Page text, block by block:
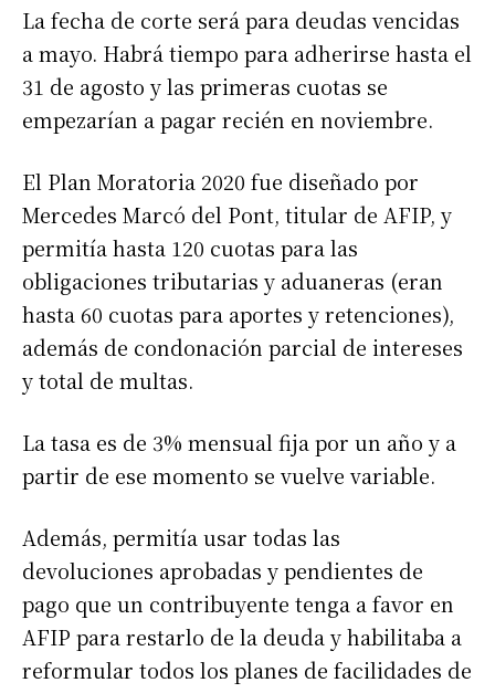
Suscribirme gratis
Dirección de correo electrónico
La fecha de corte será para deudas vencidas
a mayo. Habrá tiempo para adherirse hasta el
31 de agosto y las primeras cuotas se
empezarían a pagar recién en noviembre.
El Plan Moratoria 2020 fue diseñado por
Mercedes Marcó del Pont, titular de AFIP, y
permitía hasta 120 cuotas para las
obligaciones tributarias y aduaneras (eran
hasta 60 cuotas para aportes y retenciones),
además de condonación parcial de intereses
y total de multas.
La tasa es de 3% mensual fija por un año y a
partir de ese momento se vuelve variable.
Además, permitía usar todas las
devoluciones aprobadas y pendientes de
pago que un contribuyente tenga a favor en
AFIP para restarlo de la deuda y habilitaba a
reformular todos los planes de facilidades de